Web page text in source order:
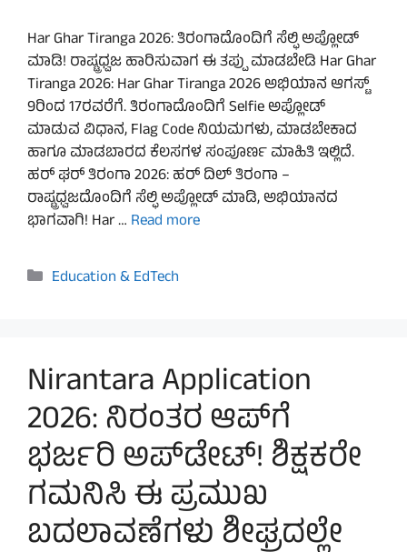
Har Ghar Tiranga 2026: ತಿರಂಗಾದೊಂದಿಗೆ ಸೆಲ್ಫಿ ಅಪ್ಲೋಡ್
ಮಾಡಿ! ರಾಷ್ಟ್ರಧ್ವಜ ಹಾರಿಸುವಾಗ ಈ ತಪ್ಪು ಮಾಡಬೇಡಿ Har Ghar
Tiranga 2026: Har Ghar Tiranga 2026 ಅಭಿಯಾನ ಆಗಸ್ಟ್
9ರಿಂದ 17ರವರೆಗೆ. ತಿರಂಗಾದೊಂದಿಗೆ Selfie ಅಪ್ಲೋಡ್
ಮಾಡುವ ವಿಧಾನ, Flag Code ನಿಯಮಗಳು, ಮಾಡಬೇಕಾದ
ಹಾಗೂ ಮಾಡಬಾರದ ಕೆಲಸಗಳ ಸಂಪೂರ್ಣ ಮಾಹಿತಿ ಇಲ್ಲಿದೆ.
ಹರ್ ಘರ್ ತಿರಂಗಾ 2026: ಹರ್ ದಿಲ್ ತಿರಂಗಾ –
ರಾಷ್ಟ್ರಧ್ವಜದೊಂದಿಗೆ ಸೆಲ್ಫಿ ಅಪ್ಲೋಡ್ ಮಾಡಿ, ಅಭಿಯಾನದ
ಭಾಗವಾಗಿ! Har … Read more
Categories
Education & EdTech
Nirantara Application
2026: ನಿರಂತರ ಆಪ್‌ಗೆ
ಭರ್ಜರಿ ಅಪ್‌ಡೇಟ್! ಶಿಕ್ಷಕರೇ
ಗಮನಿಸಿ ಈ ಪ್ರಮುಖ
ಬದಲಾವಣೆಗಳು ಶೀಘ್ರದಲ್ಲೇ